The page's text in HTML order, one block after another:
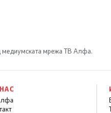
медиумската мрежа ТВ Алфа.